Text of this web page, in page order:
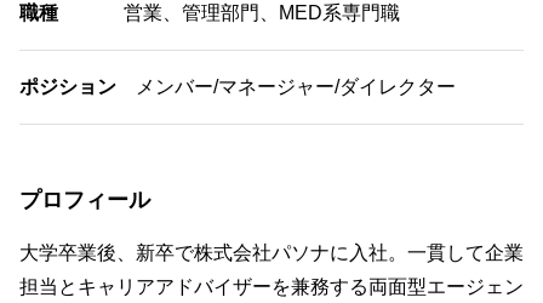
職種 営業、管理部門、MED系専門職
ポジション メンバー/マネージャー/ダイレクター
プロフィール
大学卒業後、新卒で株式会社パソナに入社。一貫して企業
担当とキャリアアドバイザーを兼務する両面型エージェン